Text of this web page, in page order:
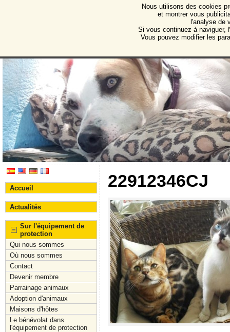
Protectora de Animales
Association pour la protection des animaux et des
Accueil
Actualités
Sur l'équipement de
protection
Qui nous sommes
Où nous sommes
Contact
Devenir membre
Parrainage animaux
Adoption d'animaux
Maisons d'hôtes
Le bénévolat dans
l'équipement de protection
22912346CJ
Nous utilisons des cookies
et montrer vous
l'analyse de
Si vous continuez à naviguer,
Vous pouvez modifier les